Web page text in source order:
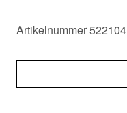
Artikelnummer 522104